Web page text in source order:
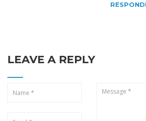
LEAVE A REPLY